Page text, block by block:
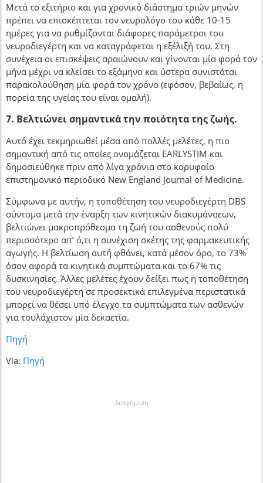
Μετά το εξιτήριο και για χρονικό διάστημα τριών μηνών
πρέπει να επισκέπτεται τον νευρολόγο του κάθε 10-15
ημέρες για να ρυθμίζονται διάφορες παράμετροι του
νευροδιεγέρτη και να καταγράφεται η εξέλιξή του. Στη
συνέχεια οι επισκέψεις αραιώνουν και γίνονται μία φορά τον
μήνα μέχρι να κλείσει το εξάμηνο και ύστερα συνιστάται
παρακολούθηση μία φορά τον χρόνο (εφόσον, βεβαίως, η
πορεία της υγείας του είναι ομαλή).
7. Βελτιώνει σημαντικά την ποιότητα της ζωής.
Αυτό έχει τεκμηριωθεί μέσα από πολλές μελέτες, η πιο
σημαντική από τις οποίες ονομάζεται EARLYSTIM και
δημοσιεύθηκε πριν από λίγα χρόνια στο κορυφαίο
επιστημονικό περιοδικό New England Journal of Medicine.
Σύμφωνα με αυτήν, η τοποθέτηση του νευροδιεγέρτη DBS
σύντομα μετά την έναρξη των κινητικών διακυμάνσεων,
βελτιώνει μακροπρόθεσμα τη ζωή του ασθενούς πολύ
περισσότερο απ’ ό,τι η συνέχιση σκέτης της φαρμακευτικής
αγωγής. Η βελτίωση αυτή φθάνει, κατά μέσον όρο, το 73%
όσον αφορά τα κινητικά συμπτώματα και το 67% τις
δυσκινησίες. Άλλες μελέτες έχουν δείξει πως η τοποθέτηση
του νευροδιεγέρτη σε προσεκτικά επιλεγμένα περιστατικά
μπορεί να θέσει υπό έλεγχο τα συμπτώματα των ασθενών
για τουλάχιστον μία δεκαετία.
Πηγή
Via: Πηγή
Διαφήμιση